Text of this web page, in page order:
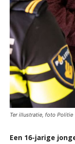
Ter illustratie, foto Politie
Een 16-jarige